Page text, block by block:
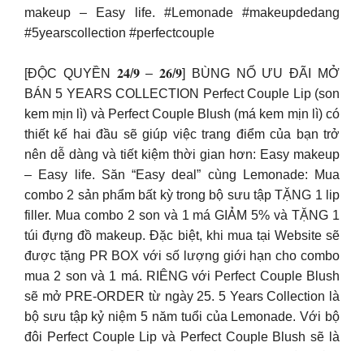
makeup – Easy life. #Lemonade #makeupdedang
#5yearscollection #perfectcouple
[ĐỘC QUYỀN 𝟐𝟒/𝟗 – 𝟐𝟔/𝟗] BÙNG NỔ ƯU ĐÃI MỞ
BÁN 5 YEARS COLLECTION Perfect Couple Lip (son
kem mịn lì) và Perfect Couple Blush (má kem mịn lì) có
thiết kế hai đầu sẽ giúp việc trang điểm của bạn trở
nên dễ dàng và tiết kiệm thời gian hơn: Easy makeup
– Easy life. Săn “Easy deal” cùng Lemonade: Mua
combo 2 sản phẩm bất kỳ trong bộ sưu tập TẶNG 1 lip
filler. Mua combo 2 son và 1 má GIẢM 5% và TẶNG 1
túi đựng đồ makeup. Đặc biệt, khi mua tại Website sẽ
được tặng PR BOX với số lượng giới hạn cho combo
mua 2 son và 1 má. RIÊNG với Perfect Couple Blush
sẽ mở PRE-ORDER từ ngày 25. 5 Years Collection là
bộ sưu tập kỷ niệm 5 năm tuổi của Lemonade. Với bộ
đôi Perfect Couple Lip và Perfect Couple Blush sẽ là